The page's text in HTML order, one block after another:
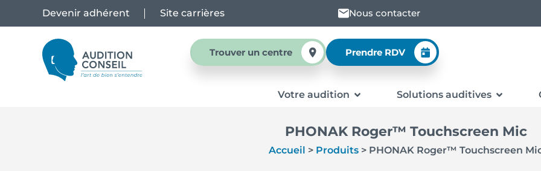
Devenir adhérent Site carrières Nous contacter
Trouver un centre Prendre RDV
Votre audition Solutions auditives
PHONAK Roger™ Touchscreen Mic
Accueil > Produits > PHONAK Roger™ Touchscreen